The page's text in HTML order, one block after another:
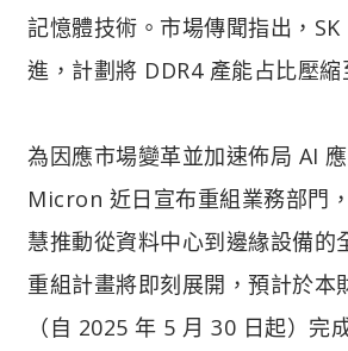
記憶體技術。市場傳聞指出，
進，計劃將 DDR4 產能占比壓縮
為因應市場變革並加速佈局 AI 應
Micron 近日宣布重組業務部門
慧推動從資料中心到邊緣設備的
重組計畫將即刻展開，預計於本
（自 2025 年 5 月 30 日起）完